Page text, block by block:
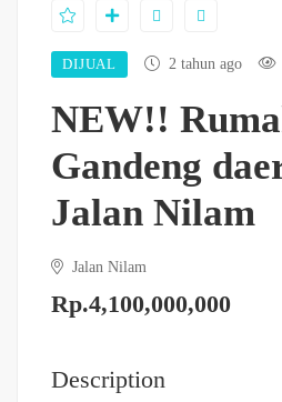
DIJUAL 2 tahun ago
NEW!!
Gandeng
Jalan Nilam
Jalan Nilam
Rp.4,100,000,000
Description